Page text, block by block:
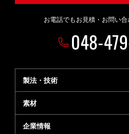
お電話でもお見積・お問い
048-
製法・技術
素材
企業情報